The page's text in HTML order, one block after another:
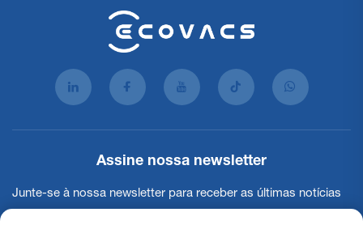
Assine nossa newsletter
Junte-se à nossa newsletter para receber as últimas notícias